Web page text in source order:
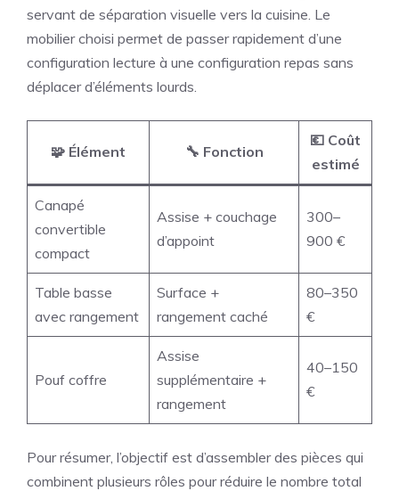
servant de séparation visuelle vers la cuisine. Le
mobilier choisi permet de passer rapidement d’une
configuration lecture à une configuration repas sans
déplacer d’éléments lourds.
🧩 Élément 🔧 Fonction
💶 Coût
estimé
Canapé
convertible
compact
Assise + couchage
d’appoint
300–
900 €
Table basse
avec rangement
Surface +
rangement caché
80–350
€
Pouf coffre
Assise
supplémentaire +
rangement
40–150
€
Pour résumer, l’objectif est d’assembler des pièces qui
combinent plusieurs rôles pour réduire le nombre total